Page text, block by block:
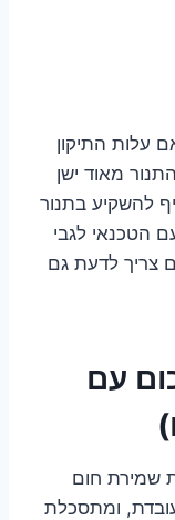
עלות התיקון
מאוד ישן
להשקיע בתנור
הטכנאי לגבי
צריך לדעת גם
עם
שמירת חום
ומתסכלת